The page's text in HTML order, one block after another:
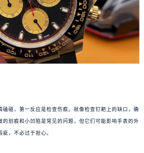
磕碰，第一反应是检查伤痕。就像检查钉耙上的缺口，确
的划痕和小凹陷是常见的问题，但它们可能影响手表的外
，不必过于担心。